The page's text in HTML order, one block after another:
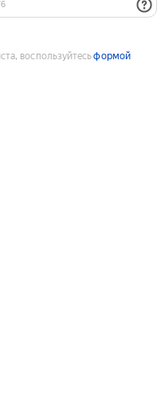
воспользуйтесьформой